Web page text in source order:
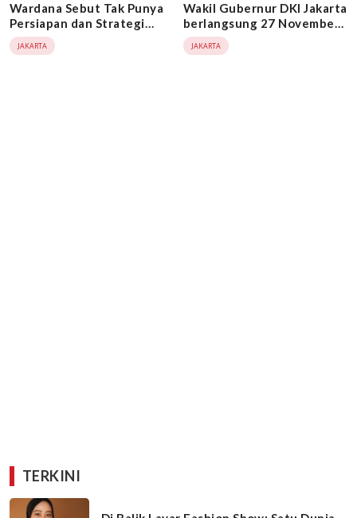
Wardana Sebut Tak Punya
Persiapan dan Strategi
Khusus Lawan RK di Pilkada
Jakarta
JAKARTA
Wakil Gubernur DKI Jakarta
berlangsung 27 November
2024
JAKARTA
TERKINI